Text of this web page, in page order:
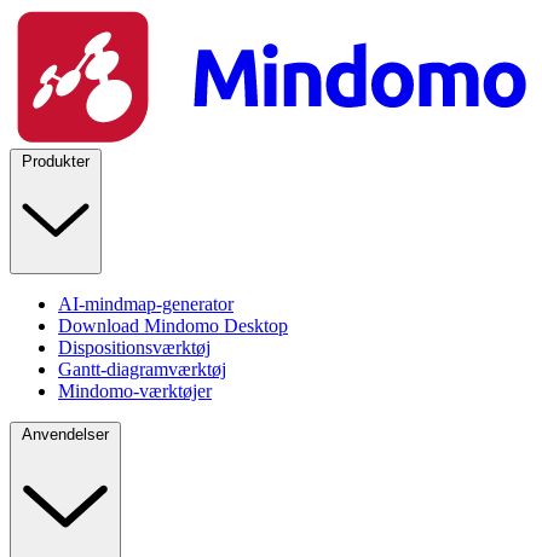
Produkter
AI-mindmap-generator
Download Mindomo Desktop
Dispositionsværktøj
Gantt-diagramværktøj
Mindomo-værktøjer
Anvendelser